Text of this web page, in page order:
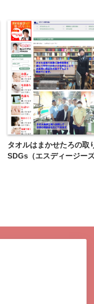
タオルはまかせたろの取
SDGs（エスディージー